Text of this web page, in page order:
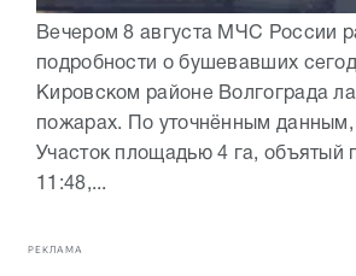
Вечером 8 августа МЧС России
подробности о бушевавших
Кировском районе Волгограда
пожарах. По уточнённым данным,
Участок площадью 4 га, объятый
11:48,...
РЕКЛАМА